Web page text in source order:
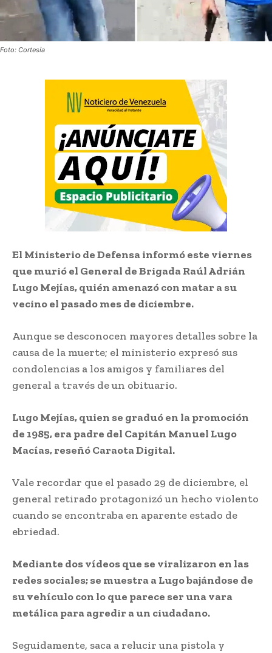
Foto: Cortesía
El Ministerio de Defensa informó este viernes
que murió el General de Brigada Raúl Adrián
Lugo Mejías, quién amenazó con matar a su
vecino el pasado mes de diciembre.
Aunque se desconocen mayores detalles sobre la
causa de la muerte; el ministerio expresó sus
condolencias a los amigos y familiares del
general a través de un obituario.
Lugo Mejías, quien se graduó en la promoción
de 1985, era padre del Capitán Manuel Lugo
Macías, reseñó Caraota Digital.
Vale recordar que el pasado 29 de diciembre, el
general retirado protagonizó un hecho violento
cuando se encontraba en aparente estado de
ebriedad.
Mediante dos vídeos que se viralizaron en las
redes sociales; se muestra a Lugo bajándose de
su vehículo con lo que parece ser una vara
metálica para agredir a un ciudadano.
Seguidamente, saca a relucir una pistola y